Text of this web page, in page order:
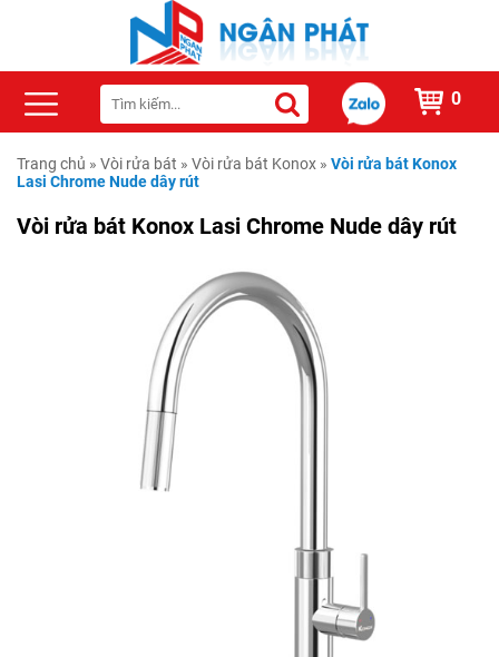
0
Trang chủ » Vòi rửa bát » Vòi rửa bát Konox » Vòi rửa bát Konox
Lasi Chrome Nude dây rút
Vòi rửa bát Konox Lasi Chrome Nude dây rút